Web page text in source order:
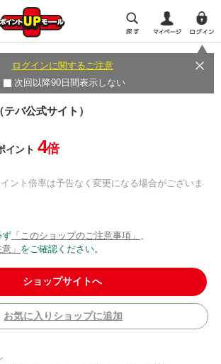
ログインに関するご注意
次回以降90日間表示しない
バ公式サイト）
イント 4倍
ント倍率は予告なく変更になる場合がございま
ず 「このショップのご注意事項」 、
」 をご確認ください。
ショップサイトへ
お気に入りショップに追加